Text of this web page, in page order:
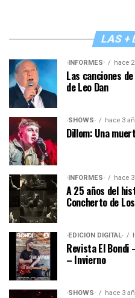
LAS +
·INFORMES· hace
Las canciones
de Leo Dan
·SHOWS· hace 3
Dillom: Una
·INFORMES· hace
A 25 años del
Concherto de
·EDICIÓN DIGITAL·
Revista El Bondi
– Invierno
·SHOWS· hace 3